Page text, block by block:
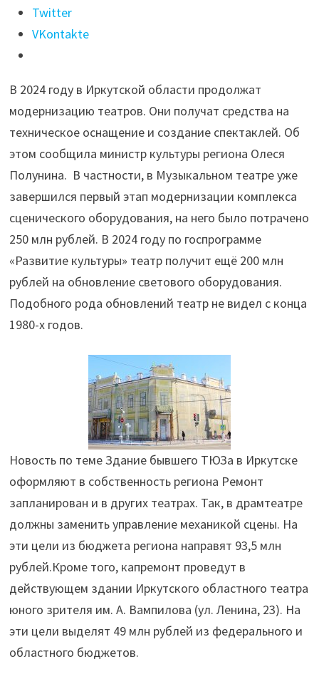
Иркутске
2024
модернизировать
театры"
Twitter
VKontakte
В 2024 году в Иркутской области продолжат
модернизацию театров. Они получат средства на
техническое оснащение и создание спектаклей. Об
этом сообщила министр культуры региона Олеся
Полунина. В частности, в Музыкальном театре уже
завершился первый этап модернизации комплекса
сценического оборудования, на него было потрачено
250 млн рублей. В 2024 году по госпрограмме
«Развитие культуры» театр получит ещё 200 млн
рублей на обновление светового оборудования.
Подобного рода обновлений театр не видел с конца
1980-х годов.
Новость по теме Здание бывшего ТЮЗа в Иркутске
оформляют в собственность региона Ремонт
запланирован и в других театрах. Так, в драмтеатре
должны заменить управление механикой сцены. На
эти цели из бюджета региона направят 93,5 млн
рублей.Кроме того, капремонт проведут в
действующем здании Иркутского областного театра
юного зрителя им. А. Вампилова (ул. Ленина, 23). На
эти цели выделят 49 млн рублей из федерального и
областного бюджетов.